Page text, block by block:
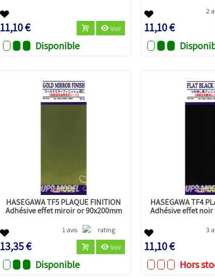
11,10 € Voir
Disponible
2
11,10 €
HASEGAWA TF5 PLAQUE FINITION
Adhésive effet miroir or 90x200mm
1 avis
13,35 € Voir
Disponible
HASEGAWA TF4
Adhésive effet
3
11,10 €
Hors